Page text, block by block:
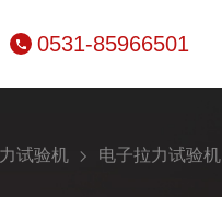
0531-85966501
试验机 电子拉力试验机